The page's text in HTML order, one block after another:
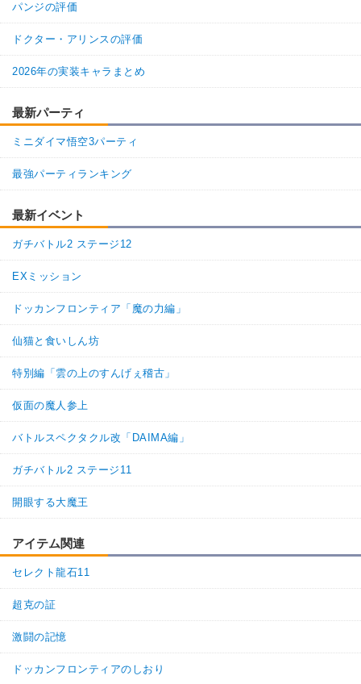
パンジの評価
ドクター・アリンスの評価
2026年の実装キャラまとめ
最新パーティ
ミニダイマ悟空3パーティ
最強パーティランキング
最新イベント
ガチバトル2 ステージ12
EXミッション
ドッカンフロンティア「魔の力編」
仙猫と食いしん坊
特別編「雲の上のすんげぇ稽古」
仮面の魔人参上
バトルスペクタクル改「DAIMA編」
ガチバトル2 ステージ11
開眼する大魔王
アイテム関連
セレクト龍石11
超克の証
激闘の記憶
ドッカンフロンティアのしおり